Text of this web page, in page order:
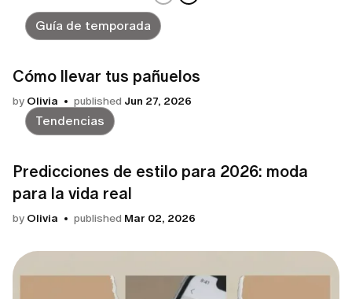
Guía de temporada
Cómo llevar tus pañuelos
by Olivia published Jun 27, 2026
Tendencias
Predicciones de estilo para 2026: moda
para la vida real
by Olivia published Mar 02, 2026